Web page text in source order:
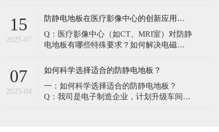
环境并存的特殊场景，需要全方位防护方
境要求 • 防爆等级：Ex IIB T4（ATEX认
证） • 静电泄放速度：<0.
15
2025-07
防静电地板在医疗影像中心的创新应用方案
Q：医疗影像中心（如CT、MRI室）对防静
电地板有哪些特殊要求？如何解决电磁干
环境特殊性对防静电地板提出了前所未有
疗影像环境的特殊需求 电磁兼容性要求 •
MRI室需完全无磁：磁化率<0.001（
07
2025-04
如何科学选择适合的防静电地板？
一：如何科学选择适合的防静电地板？
Q：我司是电子制造企业，计划升级车间地